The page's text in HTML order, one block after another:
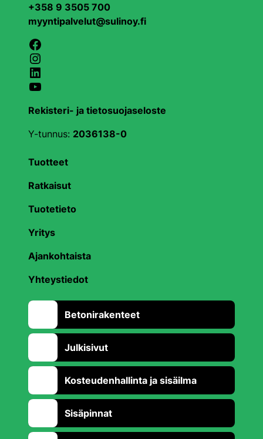
+358 9 3505 700
myyntipalvelut@sulinoy.fi
Facebook
Instagram
LinkedIn
YouTube
Rekisteri- ja tietosuojaseloste
Y-tunnus: 2036138-0
Tuotteet
Ratkaisut
Tuotetieto
Yritys
Ajankohtaista
Yhteystiedot
Betonirakenteet
Julkisivut
Kosteudenhallinta ja sisäilma
Sisäpinnat